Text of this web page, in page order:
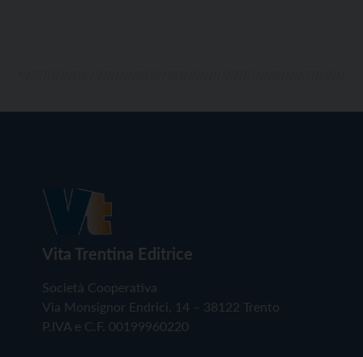
Vita Trentina Editrice
Società Cooperativa
Via Monsignor Endrici, 14 – 38122 Trento
P.IVA e C.F. 00199960220